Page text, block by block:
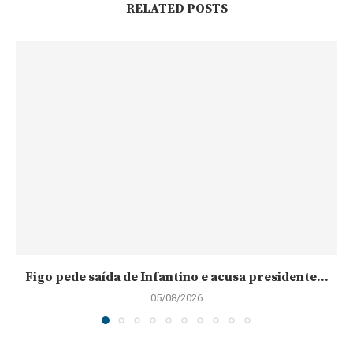
RELATED POSTS
Figo pede saída de Infantino e acusa presidente...
05/08/2026